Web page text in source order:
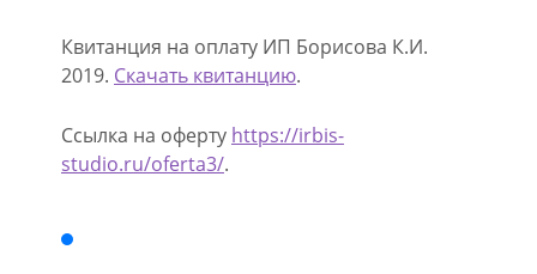
Квитанция на оплату ИП Борисова К.И.
2019. Скачать квитанцию.
Ссылка на оферту https://irbis-
studio.ru/oferta3/.